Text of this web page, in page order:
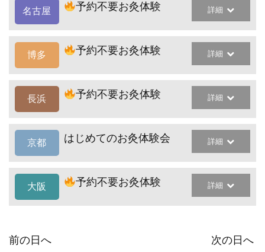
名古屋 予約不要お灸体験 詳細
博多 予約不要お灸体験 詳細
長浜 予約不要お灸体験 詳細
京都 はじめてのお灸体験会 詳細
大阪 予約不要お灸体験 詳細
前の日へ 次の日へ